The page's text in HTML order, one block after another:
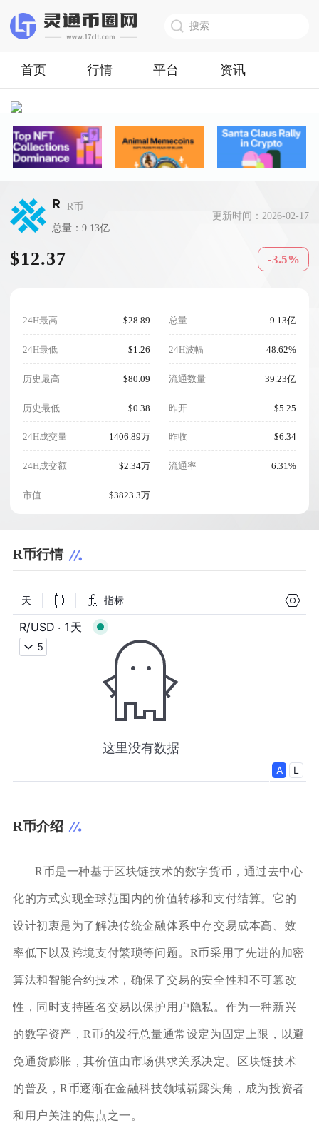
首页 行情 平台 资讯
R
R币
总量：9.13亿
更新时间：2026-02-17
$12.37 -3.5%
24H最高 $28.89
24H最低 $1.26
历史最高 $80.09
历史最低 $0.38
24H成交量 1406.89万
24H成交额 $2.34万
市值 $3823.3万
总量 9.13亿
24H波幅 48.62%
流通数量 39.23亿
昨开 $5.25
昨收 $6.34
流通率 6.31%
R币行情
R币介绍
R币是一种基于区块链技术的数字货币，通过去中心
化的方式实现全球范围内的价值转移和支付结算。它的
设计初衷是为了解决传统金融体系中存交易成本高、效
率低下以及跨境支付繁琐等问题。R币采用了先进的加密
算法和智能合约技术，确保了交易的安全性和不可篡改
性，同时支持匿名交易以保护用户隐私。作为一种新兴
的数字资产，R币的发行总量通常设定为固定上限，以避
免通货膨胀，其价值由市场供求关系决定。区块链技术
的普及，R币逐渐在金融科技领域崭露头角，成为投资者
和用户关注的焦点之一。